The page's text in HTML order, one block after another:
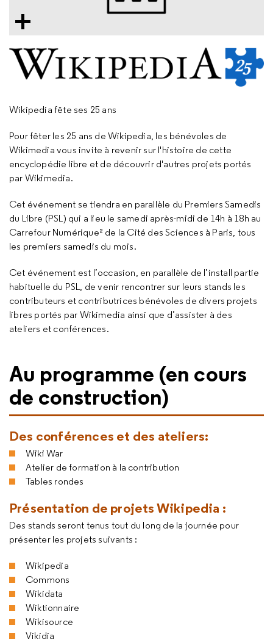
Wikipedia fête ses 25 ans
Pour fêter les 25 ans de Wikipedia, les bénévoles de
Wikimedia vous invite à revenir sur l'histoire de cette
encyclopédie libre et de découvrir d'autres projets portés
par Wikimedia.
Cet événement se tiendra en parallèle du Premiers Samedis
du Libre (PSL) qui a lieu le samedi après-midi de 14h à 18h au
Carrefour Numérique² de la Cité des Sciences à Paris, tous
les premiers samedis du mois.
Cet événement est l’occasion, en parallèle de l’install partie
habituelle du PSL, de venir rencontrer sur leurs stands les
contributeurs et contributrices bénévoles de divers projets
libres portés par Wikimedia ainsi que d’assister à des
ateliers et conférences.
Au programme (en cours
de construction)
Des conférences et des ateliers:
Wiki War
Atelier de formation à la contribution
Tables rondes
Présentation de projets Wikipedia :
Des stands seront tenus tout du long de la journée pour
présenter les projets suivants :
Wikipedia
Commons
Wikidata
Wiktionnaire
Wikisource
Vikidia